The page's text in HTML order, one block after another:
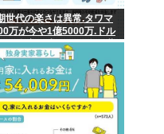
世代の楽さは異常.タワマ
万が今や1億5000万.ドル
で資産形成.マジで楽な世
たな